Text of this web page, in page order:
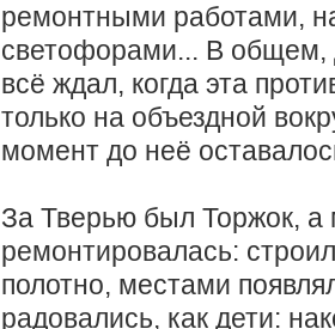
ремонтными работами,
светофорами... В общем,
всё ждал, когда эта
только на объездной
момент до неё
За Тверью был Торжок, а
ремонтировалась:
полотно, местами
радовались, как дети: